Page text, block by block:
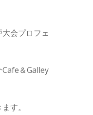
会プロフェ
＆Galley
す。